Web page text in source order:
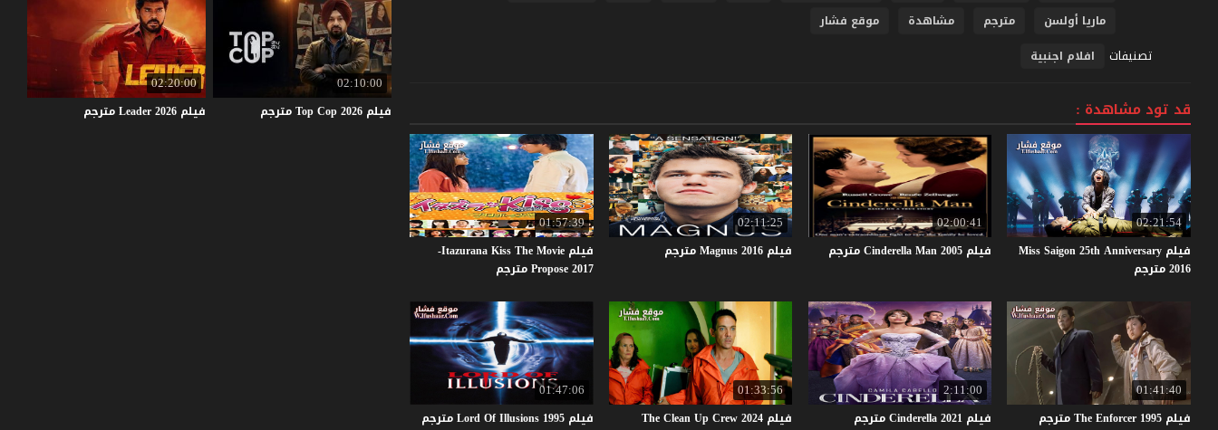
ماريا أولسن
مترجم مشاهدة موقع فشار
تصنيفات افلام اجنبية
قد تود مشاهدة :
02:21:54
فيلم Miss Saigon 25th Anniversary
2016 مترجم
02:00:41
فيلم CinderellaMan2005 مترجم
02:11:25
فيلم Magnus 2016 مترجم
01:57:39
فيلم Itazurana Kiss The Movie-
Propose 2017 مترجم
01:41:40
فيلم TheEnforcer 1995 مترجم
2:11:00
فيلم Cinderella2021 مترجم
01:33:56
فيلم The Clean Up Crew 2024
01:47:06
فيلم LordOfIllusions 1995 مترجم
02:10:00
فيلم TopCop2026 مترجم
02:20:00
فيلم Leader2026 مترجم